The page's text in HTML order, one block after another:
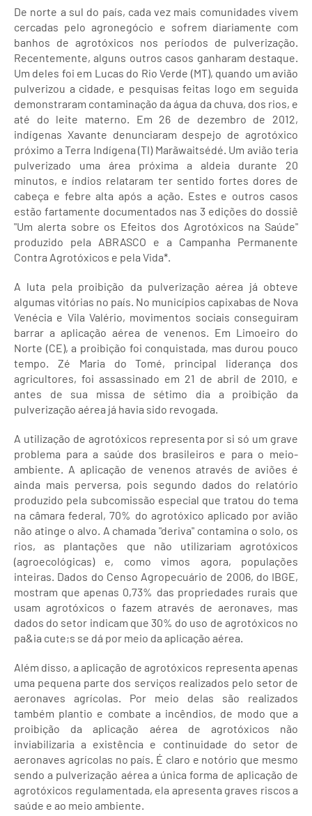
De norte a sul do país, cada vez mais comunidades vivem
cercadas pelo agronegócio e sofrem diariamente com
banhos de agrotóxicos nos períodos de pulverização.
Recentemente, alguns outros casos ganharam destaque.
Um deles foi em Lucas do Rio Verde (MT), quando um avião
pulverizou a cidade, e pesquisas feitas logo em seguida
demonstraram contaminação da água da chuva, dos rios, e
até do leite materno. Em 26 de dezembro de 2012,
indígenas Xavante denunciaram despejo de agrotóxico
próximo a Terra Indígena (TI) Marãwaitsédé. Um avião teria
pulverizado uma área próxima a aldeia durante 20
minutos, e índios relataram ter sentido fortes dores de
cabeça e febre alta após a ação. Estes e outros casos
estão fartamente documentados nas 3 edições do dossiê
"Um alerta sobre os Efeitos dos Agrotóxicos na Saúde"
produzido pela ABRASCO e a Campanha Permanente
Contra Agrotóxicos e pela Vida*.
A luta pela proibição da pulverização aérea já obteve
algumas vitórias no país. No municípios capixabas de Nova
Venécia e Vila Valério, movimentos sociais conseguiram
barrar a aplicação aérea de venenos. Em Limoeiro do
Norte (CE), a proibição foi conquistada, mas durou pouco
tempo. Zé Maria do Tomé, principal liderança dos
agricultores, foi assassinado em 21 de abril de 2010, e
antes de sua missa de sétimo dia a proibição da
pulverização aérea já havia sido revogada.
A utilização de agrotóxicos representa por si só um grave
problema para a saúde dos brasileiros e para o meio-
ambiente. A aplicação de venenos através de aviões é
ainda mais perversa, pois segundo dados do relatório
produzido pela subcomissão especial que tratou do tema
na câmara federal, 70% do agrotóxico aplicado por avião
não atinge o alvo. A chamada "deriva" contamina o solo, os
rios, as plantações que não utilizariam agrotóxicos
(agroecológicas) e, como vimos agora, populações
inteiras. Dados do Censo Agropecuário de 2006, do IBGE,
mostram que apenas 0,73% das propriedades rurais que
usam agrotóxicos o fazem através de aeronaves, mas
dados do setor indicam que 30% do uso de agrotóxicos no
pa&ia cute;s se dá por meio da aplicação aérea.
Além disso, a aplicação de agrotóxicos representa apenas
uma pequena parte dos serviços realizados pelo setor de
aeronaves agrícolas. Por meio delas são realizados
também plantio e combate a incêndios, de modo que a
proibição da aplicação aérea de agrotóxicos não
inviabilizaria a existência e continuidade do setor de
aeronaves agrícolas no país. É claro e notório que mesmo
sendo a pulverização aérea a única forma de aplicação de
agrotóxicos regulamentada, ela apresenta graves riscos a
saúde e ao meio ambiente.